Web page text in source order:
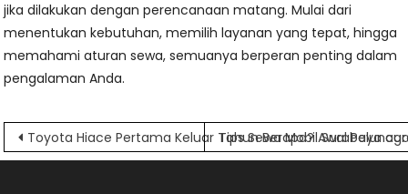
jika dilakukan dengan perencanaan matang. Mulai dari
menentukan kebutuhan, memilih layanan yang tepat, hingga
memahami aturan sewa, semuanya berperan penting dalam
pengalaman Anda.
Navigasi
Toyota Hiace Pertama Keluar Tahun Berapa? Awal
Tips Sewa Mobil Surabaya